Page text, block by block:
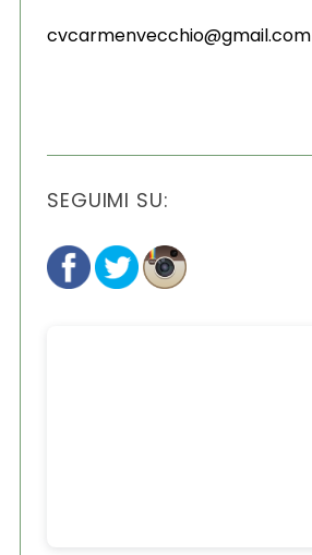
cvcarmenvecchio@gmail.com
SEGUIMI SU: